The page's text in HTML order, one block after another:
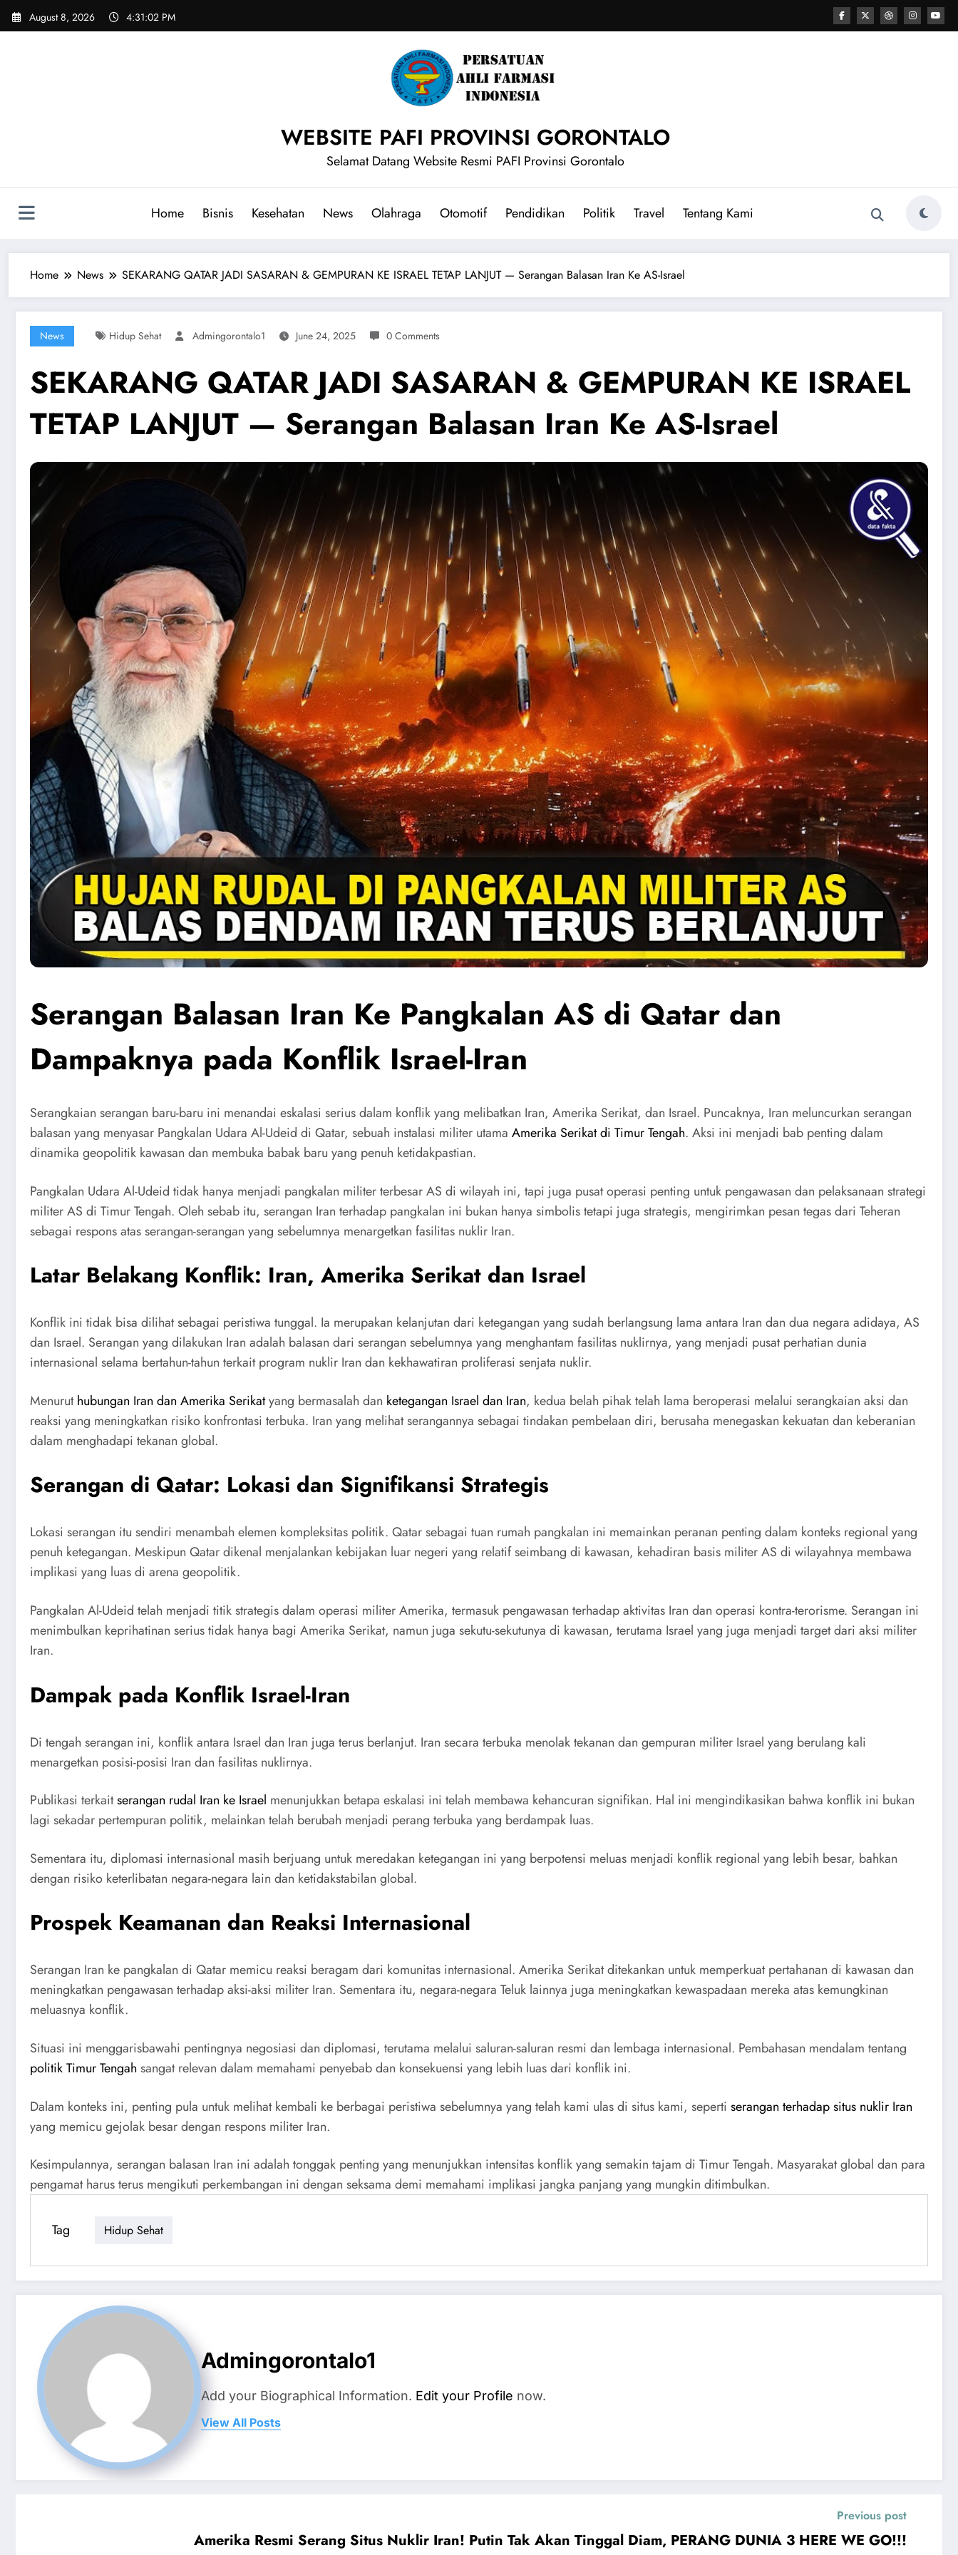
Skip
August 8, 2026 4:31:04 PM
WEBSITE PAFI PROVINSI GORONTALO
Selamat Datang Website Resmi PAFI Provinsi Gorontalo
Home Bisnis Kesehatan News Olahraga Otomotif Pendidikan Politik Travel Tentang Kami
Home News SEKARANG QATAR JADI SASARAN & GEMPURAN KE ISRAEL TETAP LANJUT — Serangan Balasan Iran Ke AS-Israel
News Hidup Sehat Admingorontalo1 June 24, 2025 0 Comments
SEKARANG QATAR JADI SASARAN & GEMPURAN KE ISRAEL
TETAP LANJUT — Serangan Balasan Iran Ke AS-Israel
Serangan Balasan Iran Ke Pangkalan AS di Qatar dan
Dampaknya pada Konflik Israel-Iran
Serangkaian serangan baru-baru ini menandai eskalasi serius dalam konflik yang melibatkan Iran, Amerika Serikat, dan Israel. Puncaknya, Iran meluncurkan serangan
balasan yang menyasar Pangkalan Udara Al-Udeid di Qatar, sebuah instalasi militer utama Amerika Serikat di Timur Tengah. Aksi ini menjadi bab penting dalam
dinamika geopolitik kawasan dan membuka babak baru yang penuh ketidakpastian.
Pangkalan Udara Al-Udeid tidak hanya menjadi pangkalan militer terbesar AS di wilayah ini, tapi juga pusat operasi penting untuk pengawasan dan pelaksanaan strategi
militer AS di Timur Tengah. Oleh sebab itu, serangan Iran terhadap pangkalan ini bukan hanya simbolis tetapi juga strategis, mengirimkan pesan tegas dari Teheran
sebagai respons atas serangan-serangan yang sebelumnya menargetkan fasilitas nuklir Iran.
Latar Belakang Konflik: Iran, Amerika Serikat dan Israel
Konflik ini tidak bisa dilihat sebagai peristiwa tunggal. Ia merupakan kelanjutan dari ketegangan yang sudah berlangsung lama antara Iran dan dua negara adidaya, AS
dan Israel. Serangan yang dilakukan Iran adalah balasan dari serangan sebelumnya yang menghantam fasilitas nuklirnya, yang menjadi pusat perhatian dunia
internasional selama bertahun-tahun terkait program nuklir Iran dan kekhawatiran proliferasi senjata nuklir.
Menuruthubungan Iran dan Amerika Serikatyang bermasalah dan ketegangan Israel dan Iran, kedua belah pihak telah lama beroperasi melalui serangkaian aksi dan
reaksi yang meningkatkan risiko konfrontasi terbuka. Iran yang melihat serangannya sebagai tindakan pembelaan diri, berusaha menegaskan kekuatan dan keberanian
dalam menghadapi tekanan global.
Serangan di Qatar: Lokasi dan Signifikansi Strategis
Lokasi serangan itu sendiri menambah elemen kompleksitas politik. Qatar sebagai tuan rumah pangkalan ini memainkan peranan penting dalam konteks regional yang
penuh ketegangan. Meskipun Qatar dikenal menjalankan kebijakan luar negeri yang relatif seimbang di kawasan, kehadiran basis militer AS di wilayahnya membawa
implikasi yang luas di arena geopolitik.
Pangkalan Al-Udeid telah menjadi titik strategis dalam operasi militer Amerika, termasuk pengawasan terhadap aktivitas Iran dan operasi kontra-terorisme. Serangan ini
menimbulkan keprihatinan serius tidak hanya bagi Amerika Serikat, namun juga sekutu-sekutunya di kawasan, terutama Israel yang juga menjadi target dari aksi militer
Iran.
Dampak pada Konflik Israel-Iran
Di tengah serangan ini, konflik antara Israel dan Iran juga terus berlanjut. Iran secara terbuka menolak tekanan dan gempuran militer Israel yang berulang kali
menargetkan posisi-posisi Iran dan fasilitas nuklirnya.
Publikasi terkaitserangan rudal Iran ke Israel menunjukkan betapa eskalasi ini telah membawa kehancuran signifikan. Hal ini mengindikasikan bahwa konflik ini bukan
lagi sekadar pertempuran politik, melainkan telah berubah menjadi perang terbuka yang berdampak luas.
Sementara itu, diplomasi internasional masih berjuang untuk meredakan ketegangan ini yang berpotensi meluas menjadi konflik regional yang lebih besar, bahkan
dengan risiko keterlibatan negara-negara lain dan ketidakstabilan global.
Prospek Keamanan dan Reaksi Internasional
Serangan Iran ke pangkalan di Qatar memicu reaksi beragam dari komunitas internasional. Amerika Serikat ditekankan untuk memperkuat pertahanan di kawasan dan
meningkatkan pengawasan terhadap aksi-aksi militer Iran. Sementara itu, negara-negara Teluk lainnya juga meningkatkan kewaspadaan mereka atas kemungkinan
meluasnya konflik.
Situasi ini menggarisbawahi pentingnya negosiasi dan diplomasi, terutama melalui saluran-saluran resmi dan lembaga internasional. Pembahasan mendalam tentang
politik Timur Tengah sangat relevan dalam memahami penyebab dan konsekuensi yang lebih luas dari konflik ini.
Dalam konteks ini, penting pula untuk melihat kembali ke berbagai peristiwa sebelumnya yang telah kami ulas di situs kami, seperti serangan terhadap situs nuklir Iran
yang memicu gejolak besar dengan respons militer Iran.
Kesimpulannya, serangan balasan Iran ini adalah tonggak penting yang menunjukkan intensitas konflik yang semakin tajam di Timur Tengah. Masyarakat global dan para
pengamat harus terus mengikuti perkembangan ini dengan seksama demi memahami implikasi jangka panjang yang mungkin ditimbulkan.
Tag Hidup Sehat
Admingorontalo1
Add your Biographical Information. Edit your Profile now.
View All Posts
Previous post
Amerika Resmi Serang Situs Nuklir Iran! Putin Tak Akan Tinggal Diam, PERANG DUNIA 3 HERE WE GO!!!